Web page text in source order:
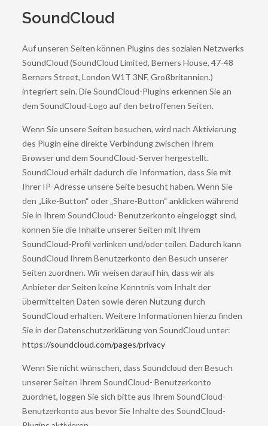
SoundCloud
Auf unseren Seiten können Plugins des sozialen Netzwerks
SoundCloud (SoundCloud Limited, Berners House, 47-48
Berners Street, London W1T 3NF, Großbritannien.)
integriert sein. Die SoundCloud-Plugins erkennen Sie an
dem SoundCloud-Logo auf den betroffenen Seiten.
Wenn Sie unsere Seiten besuchen, wird nach Aktivierung
des Plugin eine direkte Verbindung zwischen Ihrem
Browser und dem SoundCloud-Server hergestellt.
SoundCloud erhält dadurch die Information, dass Sie mit
Ihrer IP-Adresse unsere Seite besucht haben. Wenn Sie
den „Like-Button“ oder „Share-Button“ anklicken während
Sie in Ihrem SoundCloud- Benutzerkonto eingeloggt sind,
können Sie die Inhalte unserer Seiten mit Ihrem
SoundCloud-Profil verlinken und/oder teilen. Dadurch kann
SoundCloud Ihrem Benutzerkonto den Besuch unserer
Seiten zuordnen. Wir weisen darauf hin, dass wir als
Anbieter der Seiten keine Kenntnis vom Inhalt der
übermittelten Daten sowie deren Nutzung durch
SoundCloud erhalten. Weitere Informationen hierzu finden
Sie in der Datenschutzerklärung von SoundCloud unter:
https://soundcloud.com/pages/privacy
Wenn Sie nicht wünschen, dass Soundcloud den Besuch
unserer Seiten Ihrem SoundCloud- Benutzerkonto
zuordnet, loggen Sie sich bitte aus Ihrem SoundCloud-
Benutzerkonto aus bevor Sie Inhalte des SoundCloud-